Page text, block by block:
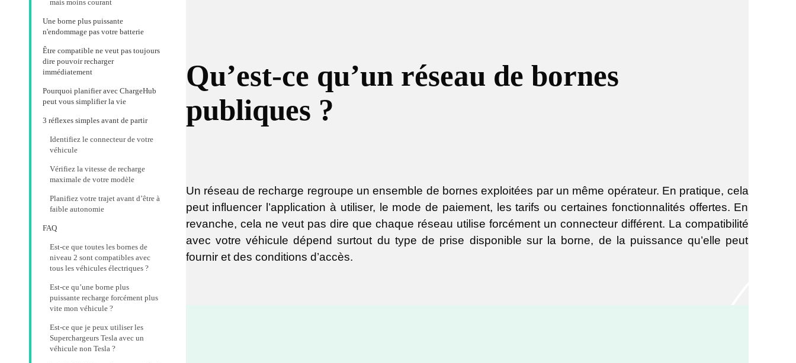
mais moins courant
Une borne plus puissante
n'endommage pas votre batterie
Être compatible ne veut pas toujours
dire pouvoir recharger
immédiatement
Pourquoi planifier avec ChargeHub
peut vous simplifier la vie
3 réflexes simples avant de partir
Identifiez le connecteur de votre
véhicule
Vérifiez la vitesse de recharge
maximale de votre modèle
Planifiez votre trajet avant d’être à
faible autonomie
FAQ
Est-ce que toutes les bornes de
niveau 2 sont compatibles avec
tous les véhicules électriques ?
Est-ce qu’une borne plus
puissante recharge forcément plus
vite mon véhicule ?
Est-ce que je peux utiliser les
Superchargeurs Tesla avec un
véhicule non Tesla ?
Qu’est-ce qu’un réseau de bornes
publiques ?
Un réseau de recharge regroupe un ensemble de bornes exploitées par un même opérateur. En pratique, cela
peut influencer l’application à utiliser, le mode de paiement, les tarifs ou certaines fonctionnalités offertes. En
revanche, cela ne veut pas dire que chaque réseau utilise forcément un connecteur différent. La compatibilité
avec votre véhicule dépend surtout du type de prise disponible sur la borne, de la puissance qu’elle peut
fournir et des conditions d’accès.